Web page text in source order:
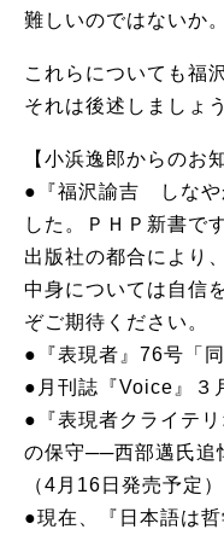
難しいのではないか。
これらについても福
それは後述しましょう
【小浜逸郎からのお
●『福沢諭吉 しなや
した。ＰＨＰ新書です
出版社の都合により
中身については自信
ぞご期待ください。
●『表現者』76号「
●月刊誌『Voice』３
●『表現者クライテ
の保守──西部邁氏追
（4月16日発売予定）
●現在、『日本語は